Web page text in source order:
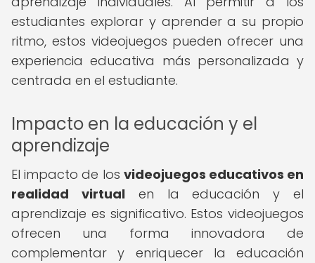
estudiantes explorar y aprender a su propio
ritmo, estos videojuegos pueden ofrecer una
experiencia educativa más personalizada y
centrada en el estudiante.
Impacto en la educación y el
aprendizaje
El impacto de los videojuegos educativos en
realidad virtualen la educación y el
aprendizaje es significativo. Estos videojuegos
ofrecen una forma innovadora de
complementar y enriquecer la educación